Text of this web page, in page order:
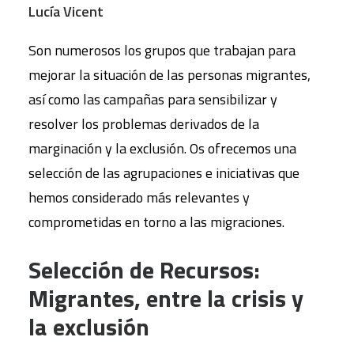
Lucía Vicent
Son numerosos los grupos que trabajan para
mejorar la situación de las personas migrantes,
así como las campañas para sensibilizar y
resolver los problemas derivados de la
marginación y la exclusión. Os ofrecemos una
selección de las agrupaciones e iniciativas que
hemos considerado más relevantes y
comprometidas en torno a las migraciones.
Selección de Recursos:
Migrantes, entre la crisis y
laexclusión